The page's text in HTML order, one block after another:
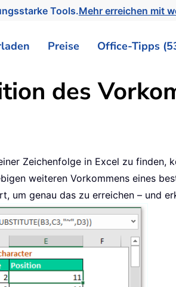
Tools.Mehr erreichen mit
Preise Office-Tipps
des
Zeichenfolge in Excel zu
weiteren Vorkommens eines
um genau das zu erreichen – und